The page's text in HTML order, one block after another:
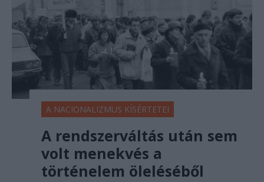
A NACIONALIZMUS KÍSÉRTETEI
A rendszerváltás után sem
volt menekvés a
történelem öleléséből